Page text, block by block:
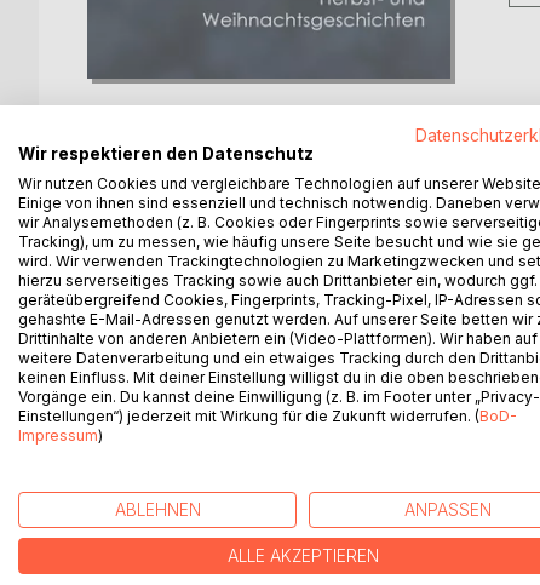
BESCHREIBUNG
Märchenhafte Weisheiten:
Lucy, ein kluger Hund der nicht nur sprechen
Honigkuchenpferd, das erfährt, dass niemand
es auch das Christkindl nicht gibt; Numree, ein
wichtige Aufgabe an Weihnachten geschenkt
Eine spannende und tiefgründige Reise in eine
Herbst- und Weihnachtsgeschichten für jedes
...
AUTOR/IN
Wir respektieren den Datenschutz
Wir nutzen Cookies und vergleichbare Technologien auf unserer
Einige von ihnen sind essenziell und technisch notwendig. Daneben
wir Analysemethoden (z. B. Cookies oder Fingerprints sowie
Tracking), um zu messen, wie häufig unsere Seite besucht und wie sie
wird. Wir verwenden Trackingtechnologien zu Marketingzwecken und
hierzu serverseitiges Tracking sowie auch Drittanbieter ein, wodurch ggf.
geräteübergreifend Cookies, Fingerprints, Tracking-Pixel, IP-Adressen
gehashte E-Mail-Adressen genutzt werden. Auf unserer Seite betten wir
Drittinhalte von anderen Anbietern ein (Video-Plattformen). Wir haben
weitere Datenverarbeitung und ein etwaiges Tracking durch den
keinen Einfluss. Mit deiner Einstellung willigst du in die oben
Vorgänge ein. Du kannst deine Einwilligung (z. B. im Footer unter „Privacy-
Einstellungen“) jederzeit mit Wirkung für die Zukunft widerrufen. (BoD-
Impressum)
ABLEHNEN ANPASSEN
ALLE AKZEPTIEREN